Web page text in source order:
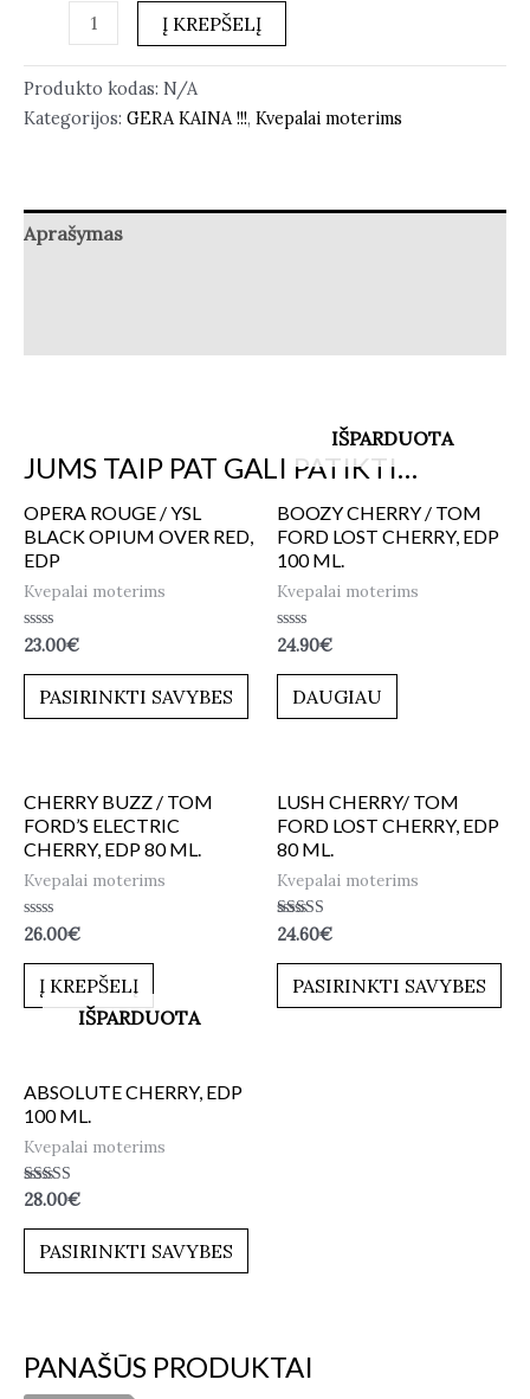
Į KREPŠELĮ
Produkto kodas: N/A
Kategorijos: GERA KAINA !!!, Kvepalai moterims
Aprašymas
JUMS TAIP PAT GALI PATIKTI…
OPERA ROUGE / YSL
BLACK OPIUM OVER RED,
EDP
Kvepalai moterims
Įvertinimas:
0
iš
23.00€
PASIRINKTI SAVYBES
IŠPARDUOTA
BOOZY CHERRY / TOM
FORD LOST CHERRY, EDP
100 ML.
Kvepalai moterims
Įvertinimas:
0
iš
24.90€
DAUGIAU
CHERRY BUZZ / TOM
FORD’S ELECTRIC
CHERRY, EDP 80 ML.
Kvepalai moterims
Įvertinimas:
iš
26.00€
Į KREPŠELĮ
LUSH CHERRY/ TOM
FORD LOST CHERRY, EDP
80 ML.
Kvepalai moterims
Įvertinimas:
iš 5
24.60€
PASIRINKTI SAVYBES
IŠPARDUOTA
ABSOLUTE CHERRY, EDP
100 ML.
Kvepalai moterims
Įvertinimas:
iš 5
28.00€
PASIRINKTI SAVYBES
PANAŠŪS PRODUKTAI